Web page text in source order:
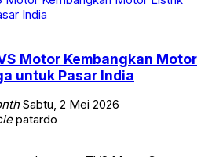
Motor Kembangkan Motor
untuk Pasar India
Sabtu, 2 Mei 2026
patardo